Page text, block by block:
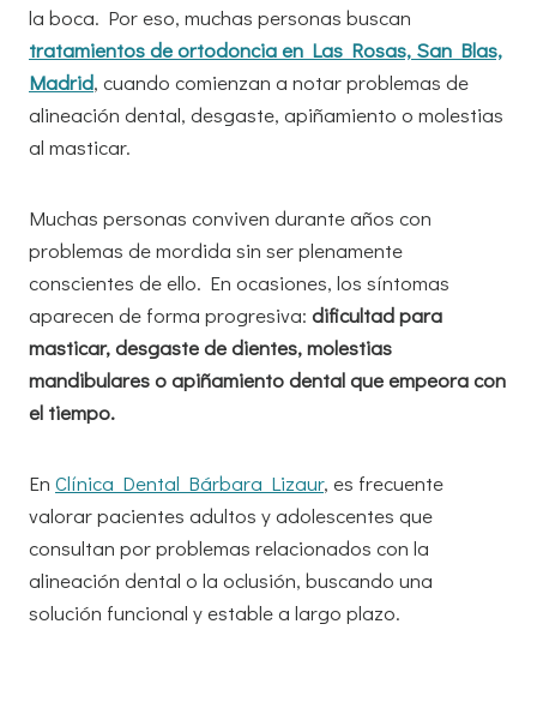
la boca. Por eso, muchas personas buscan
tratamientos de ortodoncia en Las Rosas, San Blas,
Madrid, cuando comienzan a notar problemas de
alineación dental, desgaste, apiñamiento o molestias
al masticar.
Muchas personas conviven durante años con
problemas de mordida sin ser plenamente
conscientes de ello. En ocasiones, los síntomas
aparecen de forma progresiva: dificultad para
masticar, desgaste de dientes, molestias
mandibulares o apiñamiento dental que empeora con
el tiempo.
En Clínica Dental Bárbara Lizaur, es frecuente
valorar pacientes adultos y adolescentes que
consultan por problemas relacionados con la
alineación dental o la oclusión, buscando una
solución funcional y estable a largo plazo.